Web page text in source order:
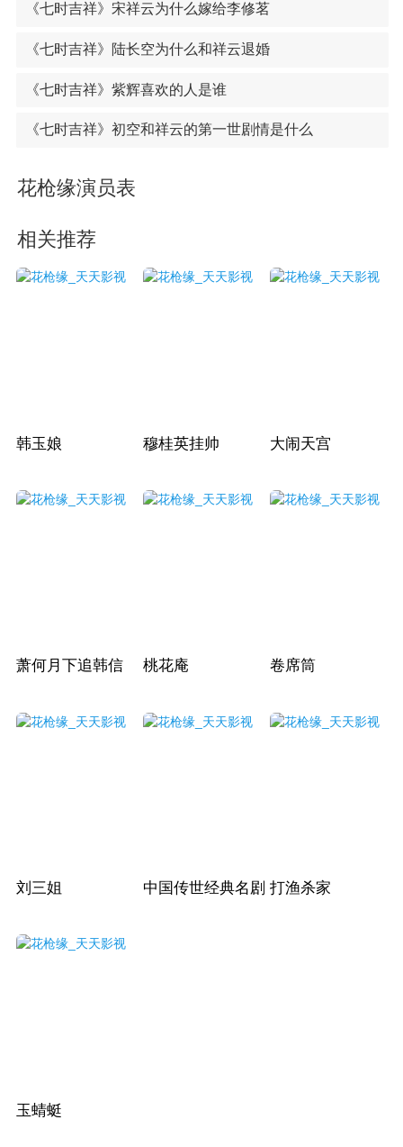
《七时吉祥》宋祥云为什么嫁给李修茗
《七时吉祥》陆长空为什么和祥云退婚
《七时吉祥》紫辉喜欢的人是谁
《七时吉祥》初空和祥云的第一世剧情是什么
花枪缘演员表
相关推荐
韩玉娘 穆桂英挂帅 大闹天宫
萧何月下追韩信 桃花庵 卷席筒
刘三姐 中国传世经典名剧 打渔杀家
玉蜻蜓